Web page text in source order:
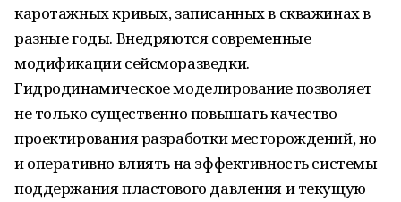
каротажных кривых, записанных в скважинах в
разные годы. Внедряются современные
модификации сейсморазведки.
Гидродинамическое моделирование позволяет
не только существенно повышать качество
проектирования разработки месторождений, но
и оперативно влиять на эффективность системы
поддержания пластового давления и текущую